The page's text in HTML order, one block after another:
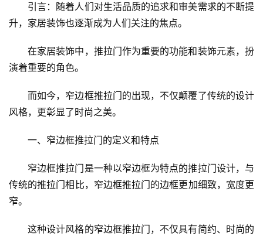
引言：随着人们对生活品质的追求和审美需求的不断提
升，家居装饰也逐渐成为人们关注的焦点。
在家居装饰中，推拉门作为重要的功能和装饰元素，扮
演着重要的角色。
而如今，窄边框推拉门的出现，不仅颠覆了传统的设计
风格，更彰显了时尚之美。
一、窄边框推拉门的定义和特点
窄边框推拉门是一种以窄边框为特点的推拉门设计，与
传统的推拉门相比，窄边框推拉门的边框更加细致，宽度更
窄。
这种设计风格的窄边框推拉门，不仅具有简约、时尚的